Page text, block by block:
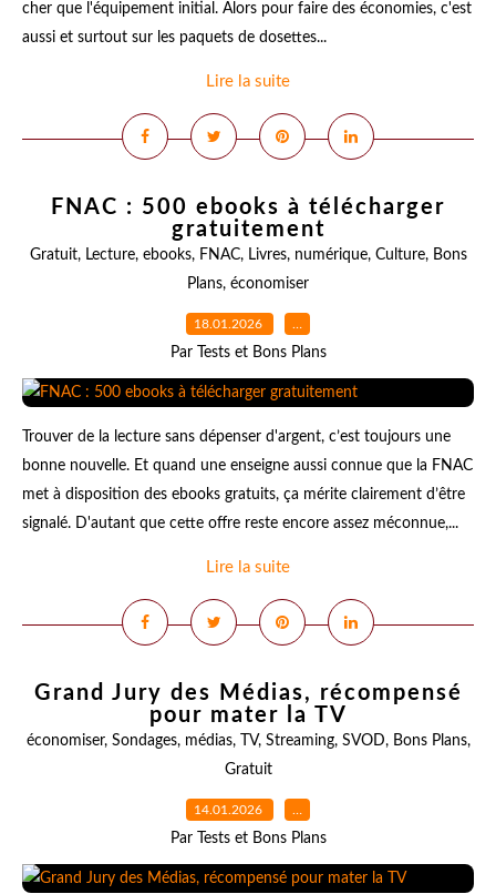
cher que l'équipement initial. Alors pour faire des économies, c'est
aussi et surtout sur les paquets de dosettes...
Lire la suite
FNAC : 500 ebooks à télécharger
gratuitement
Gratuit, Lecture, ebooks, FNAC, Livres, numérique, Culture, Bons
Plans, économiser
18.01.2026 …
Par Tests et Bons Plans
Trouver de la lecture sans dépenser d'argent, c’est toujours une
bonne nouvelle. Et quand une enseigne aussi connue que la FNAC
met à disposition des ebooks gratuits, ça mérite clairement d’être
signalé. D'autant que cette offre reste encore assez méconnue,...
Lire la suite
Grand Jury des Médias, récompensé
pour mater la TV
économiser, Sondages, médias, TV, Streaming, SVOD, Bons Plans,
Gratuit
14.01.2026 …
Par Tests et Bons Plans